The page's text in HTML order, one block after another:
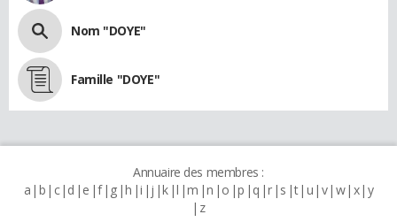
Nom "DOYE"
Famille "DOYE"
Annuaire des membres :
a b c d e f g h i j k l m n o p q r s t u v w x y
z